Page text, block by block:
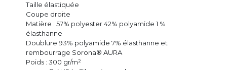
Taille élastiquée
Coupe droite
Matière : 57% polyester 42% polyamide 1 %
élasthanne
Doublure 93% polyamide 7% élasthanne et
rembourrage Sorona® AURA
Poids : 300 gr/m²